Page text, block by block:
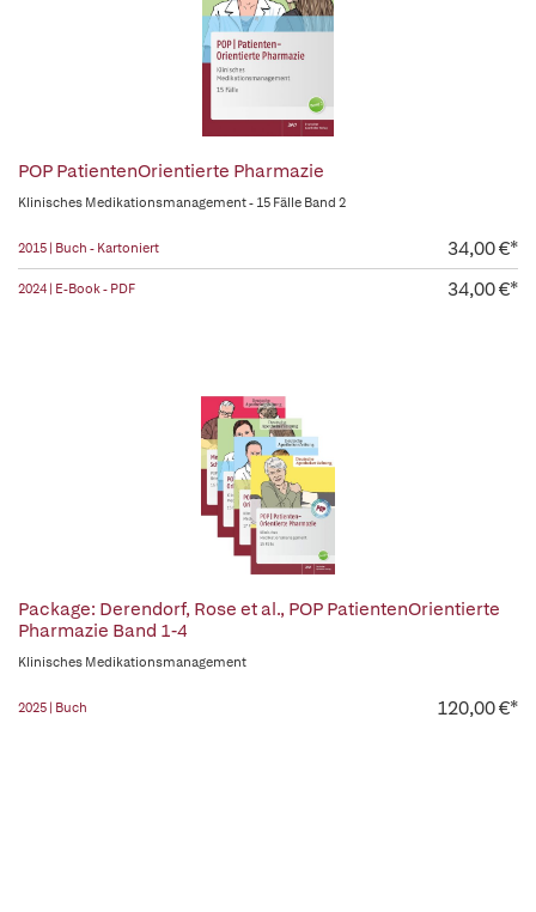
POP PatientenOrientierte Pharmazie
Klinisches Medikationsmanagement - 15 Fälle Band 2
2015 | Buch - Kartoniert 34,00 €*
2024 | E-Book - PDF 34,00 €*
Package: Derendorf, Rose et al., POP PatientenOrientierte
Pharmazie Band 1-4
Klinisches Medikationsmanagement
2025 | Buch 120,00 €*